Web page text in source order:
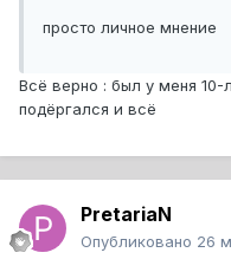
просто личное мнение
Всё верно : был у меня
подёргался и всё
PretariaN
Опубликовано 26